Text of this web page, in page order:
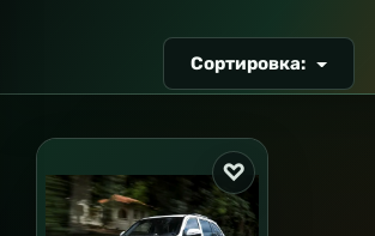
Сортировка: